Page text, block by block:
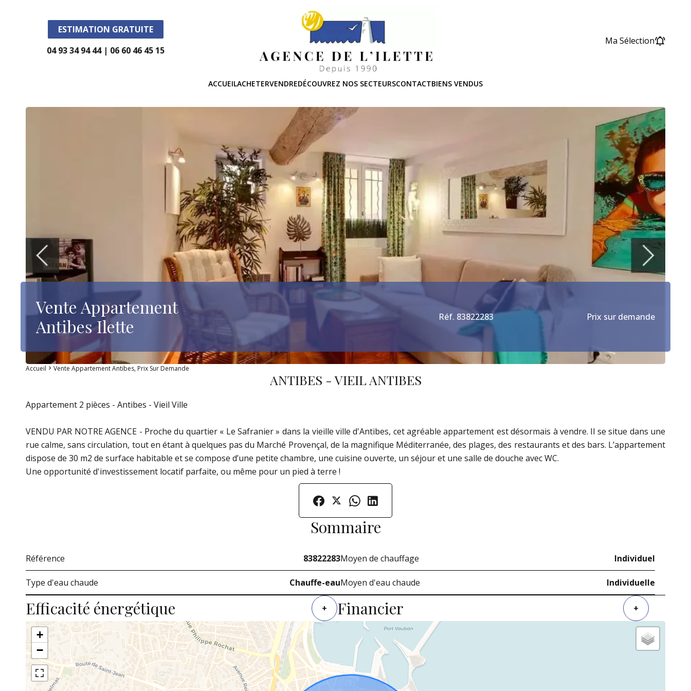
ESTIMATION GRATUITE
04 93 34 94 44 | 06 60 46 45 15
Ma Sélection
ACCUEILACHETERVENDREDÉCOUVREZ NOS SECTEURSCONTACTBIENS VENDUS
Vente Appartement
Antibes Ilette
Réf. 83822283 Prix sur demande
Accueil Vente Appartement Antibes, Prix Sur Demande
ANTIBES - VIEIL ANTIBES
Appartement 2 pièces - Antibes - Vieil Ville
VENDU PAR NOTRE AGENCE - Proche du quartier « Le Safranier » dans la vieille ville d'Antibes, cet agréable appartement est désormais à vendre. Il se situe dans une
rue calme, sans circulation, tout en étant à quelques pas du Marché Provençal, de la magnifique Méditerranée, des plages, des restaurants et des bars. L’appartement
dispose de 30 m2 de surface habitable et se compose d’une petite chambre, une cuisine ouverte, un séjour et une salle de douche avec WC.
Une opportunité d'investissement locatif parfaite, ou même pour un pied à terre !
Sommaire
Référence 83822283Moyen de chauffage Individuel
Type d'eau chaude Chauffe-eauMoyen d'eau chaude Individuelle
Efficacité énergétique + Financier +
+
−